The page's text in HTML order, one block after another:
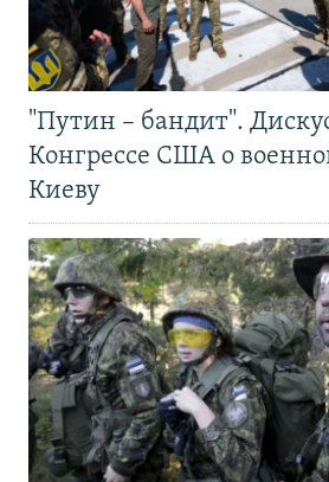
"Путин – бандит".
Конгрессе США о
Киеву